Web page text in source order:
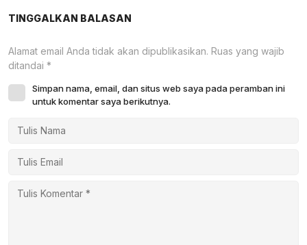
TINGGALKAN BALASAN
Alamat email Anda tidak akan dipublikasikan. Ruas yang wajib
ditandai *
Simpan nama, email, dan situs web saya pada peramban ini
untuk komentar saya berikutnya.